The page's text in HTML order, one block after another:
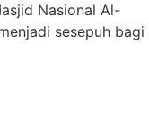
Nasional Al-
sesepuh bagi